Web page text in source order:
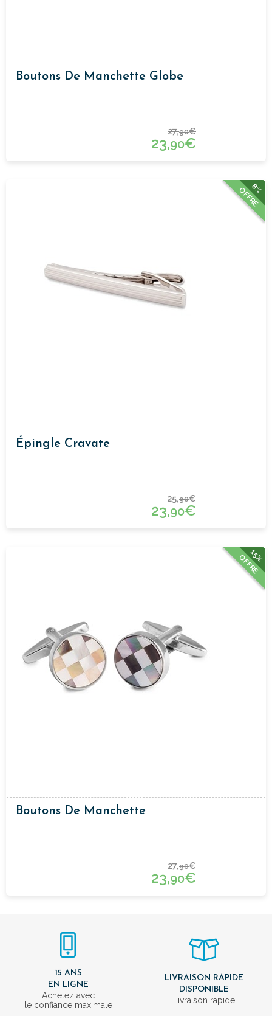
Boutons De Manchette Globe
27,90€
23,90€
8%
OFFRE
Épingle Cravate
25,90€
23,90€
15%
OFFRE
Boutons De Manchette
27,90€
23,90€
15 ANS
EN LIGNE
Achetez avec
le confiance maximale
LIVRAISON RAPIDE
DISPONIBLE
Livraison rapide